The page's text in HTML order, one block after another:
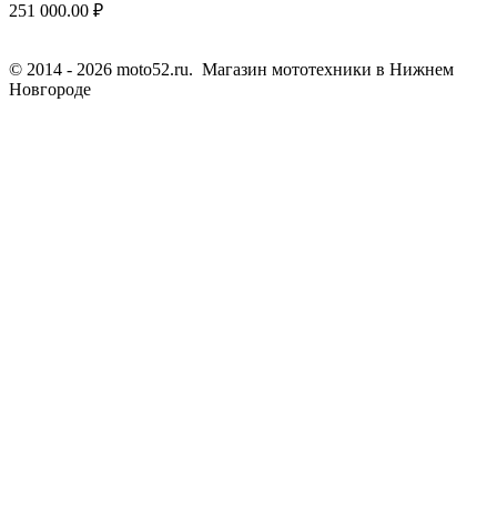
251 000.00 ₽
© 2014 - 2026 moto52.ru. Магазин мототехники в Нижнем
Новгороде